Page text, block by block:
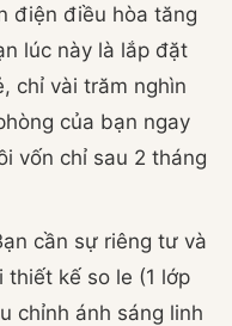
điện điều hòa tăng
lúc này là lắp đặt
chỉ vài trăm nghìn
của bạn ngay
vốn chỉ sau 2 tháng
cần sự riêng tư và
thiết kế so le (1 lớp
chỉnh ánh sáng linh